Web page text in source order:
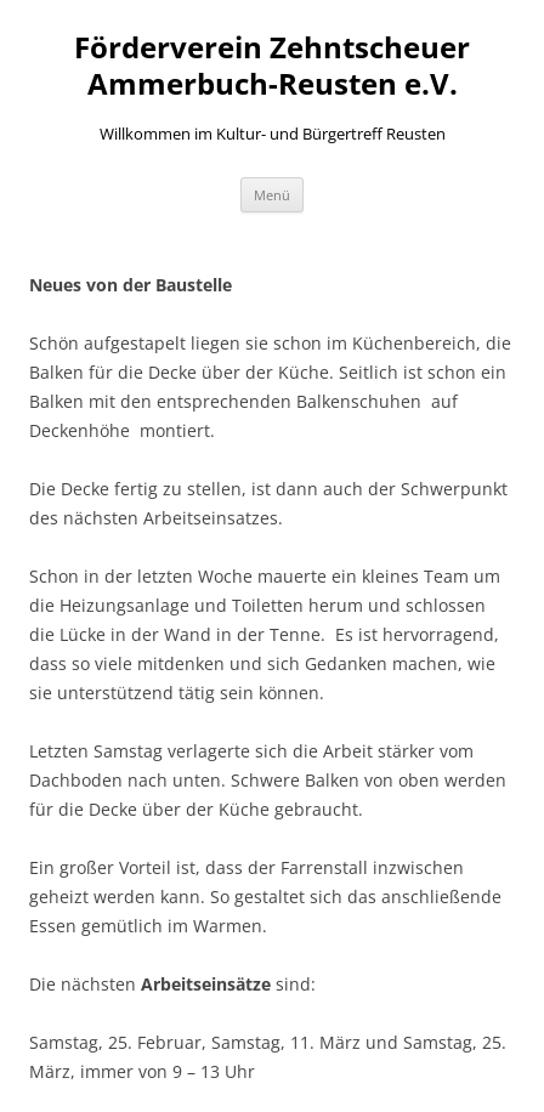
springenFörderverein Zehntscheuer
Ammerbuch-Reusten e.V.
Willkommen im Kultur- und Bürgertreff Reusten
Menü
Neues von der Baustelle
Schön aufgestapelt liegen sie schon im Küchenbereich, die
Balken für die Decke über der Küche. Seitlich ist schon ein
Balken mit den entsprechenden Balkenschuhen auf
Deckenhöhe montiert.
Die Decke fertig zu stellen, ist dann auch der Schwerpunkt
des nächsten Arbeitseinsatzes.
Schon in der letzten Woche mauerte ein kleines Team um
die Heizungsanlage und Toiletten herum und schlossen
die Lücke in der Wand in der Tenne. Es ist hervorragend,
dass so viele mitdenken und sich Gedanken machen, wie
sie unterstützend tätig sein können.
Letzten Samstag verlagerte sich die Arbeit stärker vom
Dachboden nach unten. Schwere Balken von oben werden
für die Decke über der Küche gebraucht.
Ein großer Vorteil ist, dass der Farrenstall inzwischen
geheizt werden kann. So gestaltet sich das anschließende
Essen gemütlich im Warmen.
Die nächsten Arbeitseinsätze sind:
Samstag, 25. Februar, Samstag, 11. März und Samstag, 25.
März, immer von 9 – 13 Uhr